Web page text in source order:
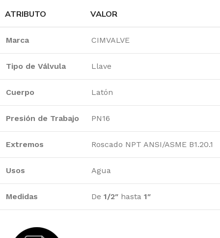
ATRIBUTO VALOR
Marca CIMVALVE
Tipo de Válvula Llave
Cuerpo Latón
Presión de Trabajo PN16
Extremos Roscado NPT ANSI/ASME B1.20.1
Usos Agua
Medidas De 1/2″ hasta 1″